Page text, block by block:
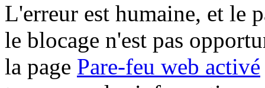
L'erreur est humaine, et le
le blocage n'est pas
la page Pare-feu web activé